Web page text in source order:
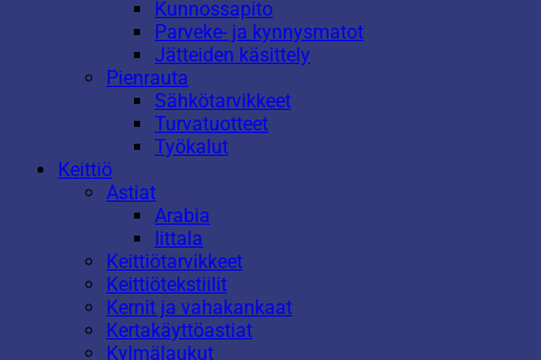
Kunnossapito
Parveke- ja kynnysmatot
Jätteiden käsittely
Pienrauta
Sähkötarvikkeet
Turvatuotteet
Työkalut
Keittiö
Astiat
Arabia
Iittala
Keittiötarvikkeet
Keittiötekstiilit
Kernit ja vahakankaat
Kertakäyttöastiat
Kylmälaukut